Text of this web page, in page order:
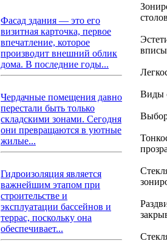
Фасад здания — это его
визитная карточка, первое
впечатление, которое
производит внешний облик
дома. В последние годы...
Чердачные помещения давно
перестали быть только
складскими зонами. Сегодня
они превращаются в уютные
жилые...
Гидроизоляция является
важнейшим этапом при
строительстве и
эксплуатации бассейнов и
террас, поскольку она
обеспечивает...
Виды
Выбор